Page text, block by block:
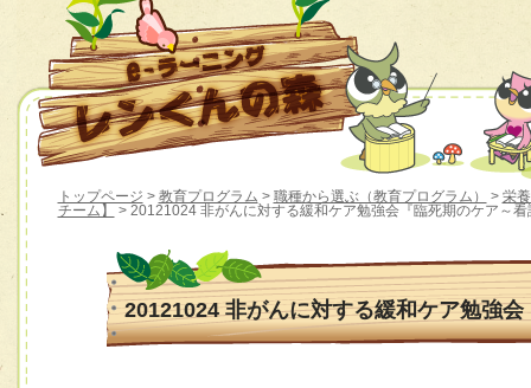
トップページ > 教育プログラム > 職種から選ぶ（教育プログラム） > 栄
チーム】
> 20121024 非がんに対する緩和ケア勉強会『臨死期のケア～
20121024 非がんに対する緩和ケア勉強